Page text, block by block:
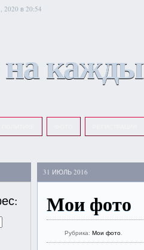
2020 в 20:54
31 ИЮЛЬ 2016
Мои фото
Рубрика:Мои фото.